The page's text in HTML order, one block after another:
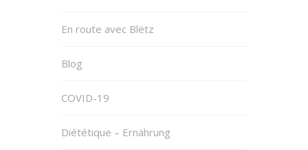
En route avec Blëtz
Blog
COVID-19
Diététique – Ernährung